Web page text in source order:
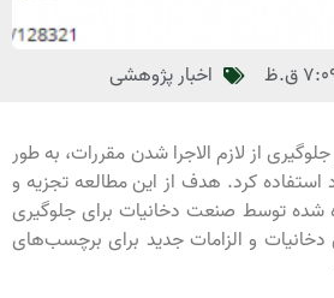
ق.ظ اخبار پژوهشی
از لازم ‌الاجرا شدن مقررات، به طور
استفاده کرد. هدف از این مطالعه تجزیه و
شده توسط صنعت دخانیات برای جلوگیری
و الزامات جدید برای برچسب‌های